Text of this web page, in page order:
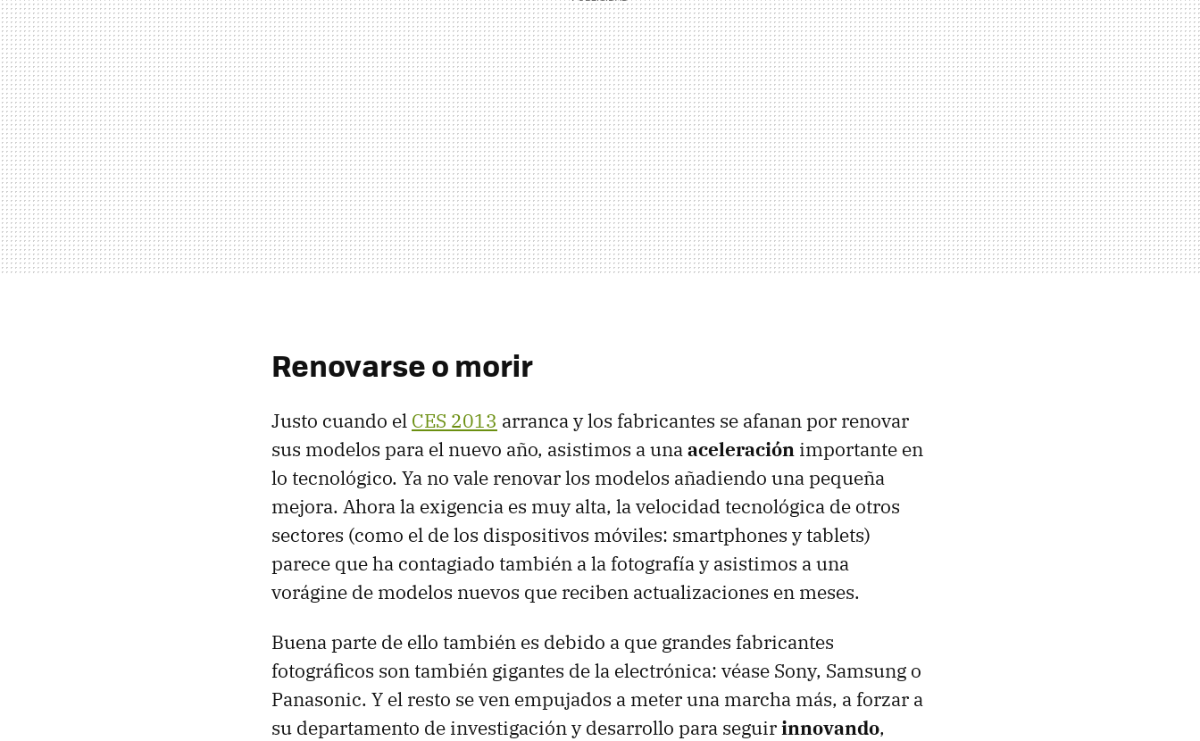
Renovarse o morir
Justo cuando el CES 2013 arranca y los fabricantes se afanan por renovar
sus modelos para el nuevo año, asistimos a unaaceleración importante en
lo tecnológico. Ya no vale renovar los modelos añadiendo una pequeña
mejora. Ahora la exigencia es muy alta, la velocidad tecnológica de otros
sectores (como el de los dispositivos móviles: smartphones y tablets)
parece que ha contagiado también a la fotografía y asistimos a una
vorágine de modelos nuevos que reciben actualizaciones en meses.
Buena parte de ello también es debido a que grandes fabricantes
fotográficos son también gigantes de la electrónica: véase Sony, Samsung o
Panasonic. Y el resto se ven empujados a meter una marcha más, a forzar a
su departamento de investigación y desarrollo para seguirinnovando,